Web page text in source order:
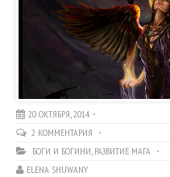
20 ОКТЯБРЯ, 2014
2 КОММЕНТАРИЯ
БОГИ И БОГИНИ, РАЗВИТИЕ МАГА
ELENA SHUWANY